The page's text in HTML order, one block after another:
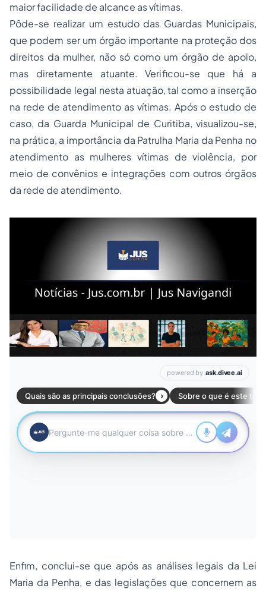
maior facilidade de alcance as vítimas.
Pôde-se realizar um estudo das Guardas Municipais,
que podem ser um órgão importante na proteção dos
direitos da mulher, não só como um órgão de apoio,
mas diretamente atuante. Verificou-se que há a
possibilidade legal nesta atuação, tal como a inserção
na rede de atendimento as vítimas. Após o estudo de
caso, da Guarda Municipal de Curitiba, visualizou-se,
na prática, a importância da Patrulha Maria da Penha no
atendimento as mulheres vítimas de violência, por
meio de convênios e integrações com outros órgãos
da rede de atendimento.
Enfim, conclui-se que após as análises legais da Lei
Maria da Penha, e das legislações que concernem as